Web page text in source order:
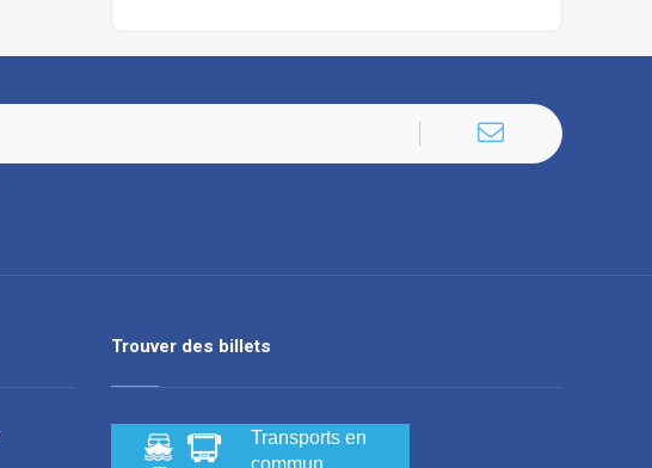
Trouver des billets
Transports en